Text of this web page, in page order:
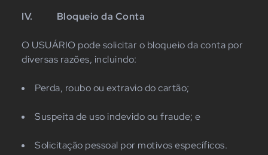
IV. Bloqueio da Conta
O USUÁRIO pode solicitar o bloqueio da conta por
diversas razões, incluindo:
Perda, roubo ou extravio do cartão;
Suspeita de uso indevido ou fraude; e
Solicitação pessoal por motivos específicos.